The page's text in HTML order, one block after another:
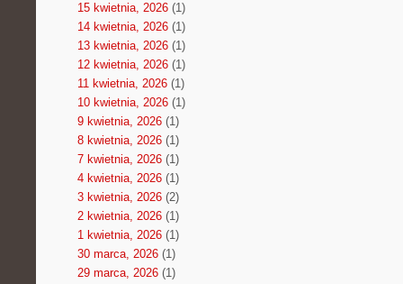
15 kwietnia, 2026(1)
14 kwietnia, 2026(1)
13 kwietnia, 2026(1)
12 kwietnia, 2026(1)
11 kwietnia, 2026(1)
10 kwietnia, 2026(1)
9 kwietnia, 2026(1)
8 kwietnia, 2026(1)
7 kwietnia, 2026(1)
4 kwietnia, 2026(1)
3 kwietnia, 2026(2)
2 kwietnia, 2026(1)
1 kwietnia, 2026(1)
30 marca, 2026(1)
29 marca, 2026(1)